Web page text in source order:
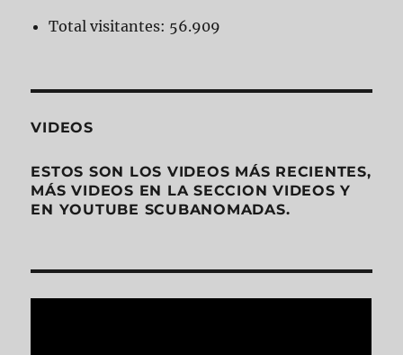
Total visitantes: 56.909
VIDEOS
ESTOS SON LOS VIDEOS MÁS RECIENTES,
MÁS VIDEOS EN LA SECCION VIDEOS Y
EN YOUTUBE SCUBANOMADAS.